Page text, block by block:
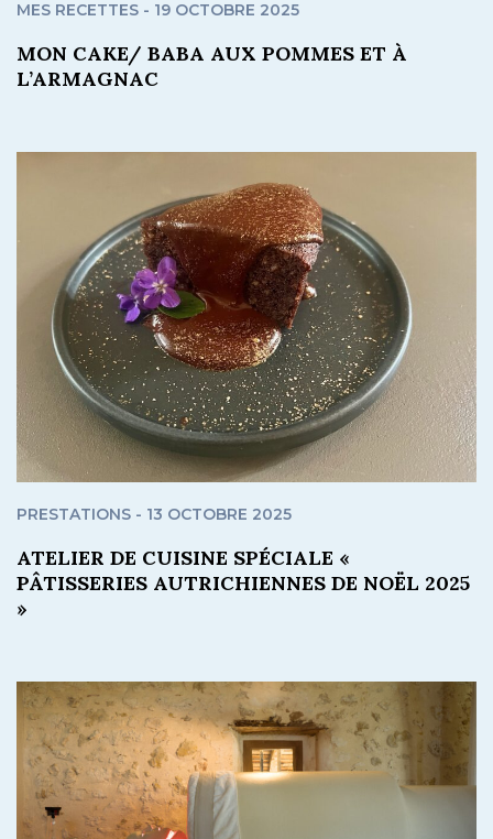
MES RECETTES - 19 OCTOBRE 2025
MON CAKE/ BABA AUX POMMES ET À
L’ARMAGNAC
PRESTATIONS - 13 OCTOBRE 2025
ATELIER DE CUISINE SPÉCIALE «
PÂTISSERIES AUTRICHIENNES DE NOËL 2025
»